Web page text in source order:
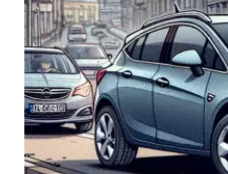
Navigație Mercedes C Class W204
Navigație Mercedes W203
Navigație Mercedes W204
Navigație Mercedes W211
Navigație Mercedes Sprinter
Passat
Navigație Passat B5
Navigație Passat B5 5
Navigație Passat B6
Navigație Passat B7
Navigație Passat B8
Navigație Passat CC
Skoda
Navigație Skoda Fabia 1
Navigație Skoda Fabia 2
Navigație Skoda Octavia 1
Navigație Skoda Octavia 2
Navigație Skoda Octavia 3